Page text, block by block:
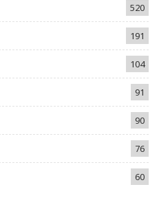
520
191
104
91
90
76
60